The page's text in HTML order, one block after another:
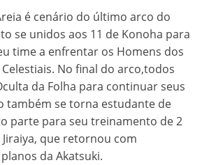
é cenário do último arco do
se unidos aos 11 de Konoha para
time a enfrentar os Homens dos
No final do arco,todos
da Folha para continuar seus
também se torna estudante de
parte para seu treinamento de 2
que retornou com
da Akatsuki.